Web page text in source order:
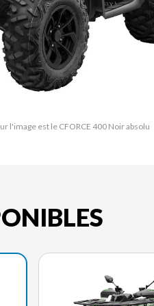
l'image est le CFORCE 400 Noir absolu